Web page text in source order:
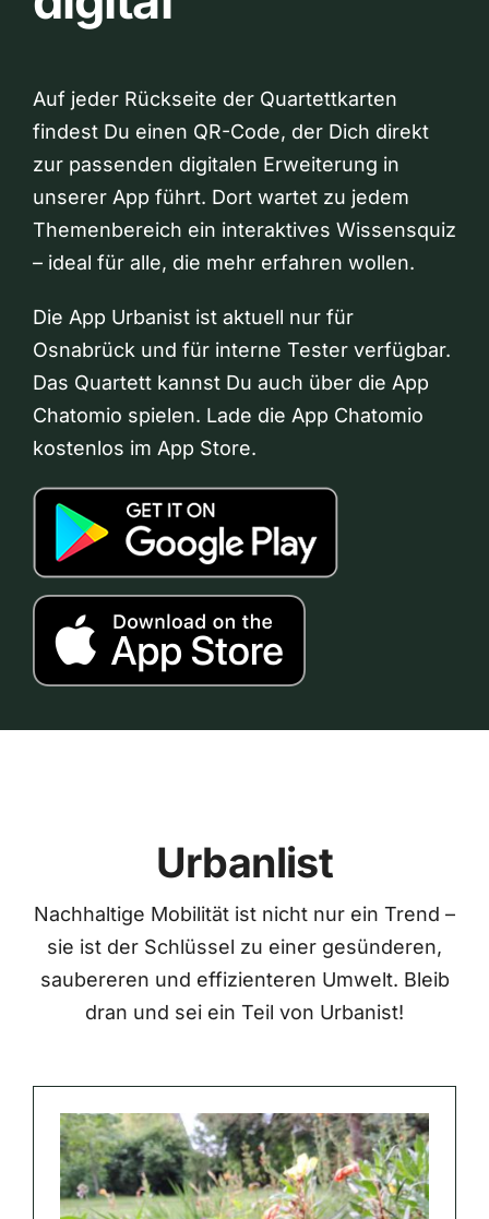
Auf jeder Rückseite der Quartettkarten
findest Du einen QR-Code, der Dich direkt
zur passenden digitalen Erweiterung in
unserer App führt. Dort wartet zu jedem
Themenbereich ein interaktives Wissensquiz
– ideal für alle, die mehr erfahren wollen.
Die App Urbanist ist aktuell nur für
Osnabrück und für interne Tester verfügbar.
Das Quartett kannst Du auch über die App
Chatomio spielen. Lade die App Chatomio
kostenlos im App Store.
Urbanlist
Nachhaltige Mobilität ist nicht nur ein Trend –
sie ist der Schlüssel zu einer gesünderen,
saubereren und effizienteren Umwelt. Bleib
dran und sei ein Teil von Urbanist!